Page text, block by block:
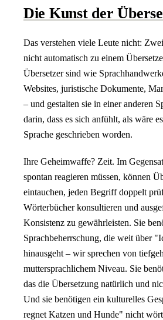
Die Kunst der
Das verstehen viele Leute nicht:
nicht automatisch zu einem
Übersetzer sind wie
Websites, juristische Dokumente,
– und gestalten sie in einer anderen
darin, dass es sich anfühlt, als wäre
Sprache geschrieben worden.
Ihre Geheimwaffe? Zeit. Im
spontan reagieren müssen, können
eintauchen, jeden Begriff doppelt
Wörterbücher konsultieren und
Konsistenz zu gewährleisten. Sie
Sprachbeherrschung, die weit über
hinausgeht – wir sprechen von
muttersprachlichem Niveau. Sie
das die Übersetzung natürlich und
Und sie benötigen ein kulturelles
regnet Katzen und Hunde" nicht